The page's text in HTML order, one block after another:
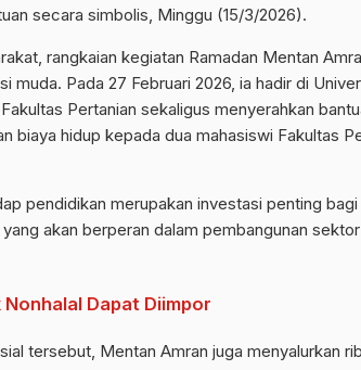
secara simbolis, Minggu (15/3/2026).
rangkaian kegiatan Ramadan Mentan
muda. Pada 27 Februari 2026, ia hadir di
Pertanian sekaligus menyerahkan
biaya hidup kepada dua mahasiswi Fakultas
pendidikan merupakan investasi penting
akan berperan dalam pembangunan
Nonhalal Dapat Diimpor
tersebut, Mentan Amran juga menyalurkan